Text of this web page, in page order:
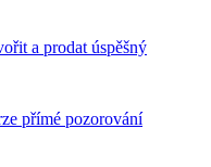
a prodat úspěšný